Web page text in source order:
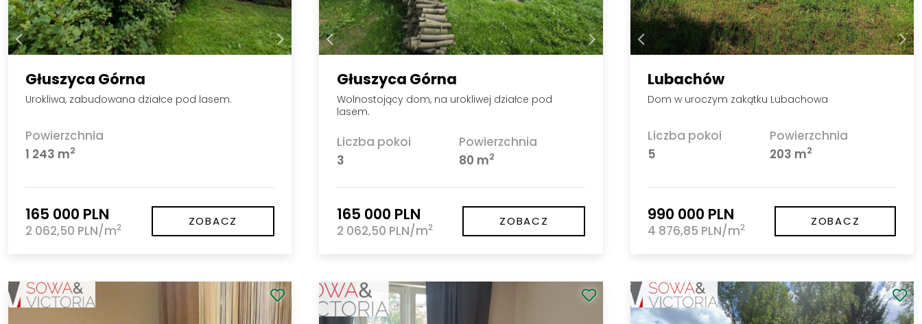
Głuszyca Górna
Urokliwa, zabudowana działce pod lasem.
Powierzchnia
1 243 m2
165 000 PLN
2 062,50 PLN/m2 ZOBACZ
Głuszyca Górna
Wolnostojący dom, na urokliwej działce pod
lasem.
Liczba pokoi
3
Powierzchnia
80 m2
165 000 PLN
2 062,50 PLN/m2 ZOBACZ
Lubachów
Dom w uroczym zakątku Lubachowa
Liczba pokoi
5
Powierzchnia
203 m2
990 000 PLN
4 876,85 PLN/m2 ZOBACZ